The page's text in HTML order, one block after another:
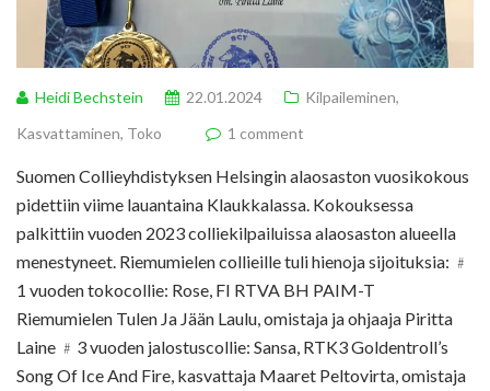
Heidi Bechstein 22.01.2024 Kilpaileminen,
Kasvattaminen, Toko 1 comment
Suomen Collieyhdistyksen Helsingin alaosaston vuosikokous
pidettiin viime lauantaina Klaukkalassa. Kokouksessa
palkittiin vuoden 2023 colliekilpailuissa alaosaston alueella
menestyneet. Riemumielen collieille tuli hienoja sijoituksia: ﹟
1 vuoden tokocollie: Rose, FI RTVA BH PAIM-T
Riemumielen Tulen Ja Jään Laulu, omistaja ja ohjaaja Piritta
Laine ﹟3 vuoden jalostuscollie: Sansa, RTK3 Goldentroll’s
Song Of Ice And Fire, kasvattaja Maaret Peltovirta, omistaja